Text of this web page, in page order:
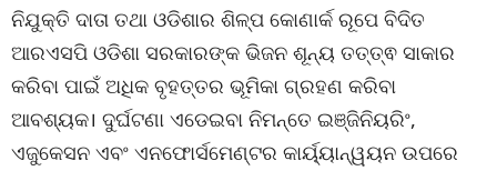
ନିଯୁକ୍ତି ଦାତା ତଥା ଓଡିଶାର ଶିଳ୍ପ କୋଣାର୍କ ରୂପେ ବିଦିତ
ଆରଏସପି ଓଡିଶା ସରକାରଙ୍କ ଭିଜନ ଶୂନ୍ୟ ତତ୍ତ୍ଵ ସାକାର
କରିବା ପାଇଁ ଅଧିକ ବୃହତ୍ତର ଭୂମିକା ଗ୍ରହଣ କରିବା
ଆବଶ୍ୟକ। ଦୁର୍ଘଟଣା ଏଡେଇବା ନିମନ୍ତେ ଇଞ୍ଜିନିୟରିଂ,
ଏଜୁକେସନ ଏବଂ ଏନଫୋର୍ସମେଣ୍ଟର କାର୍ୟ୍ୟାନ୍ୱୟନ ଉପରେ